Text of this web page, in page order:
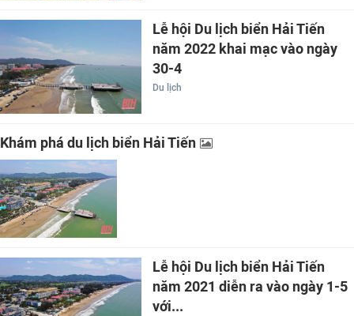
Lễ hội Du lịch biển Hải Tiến
năm 2022 khai mạc vào ngày
30-4
Du lịch
Khám phá du lịch biển Hải Tiến
Lễ hội Du lịch biển Hải Tiến
năm 2021 diễn ra vào ngày 1-5
với...